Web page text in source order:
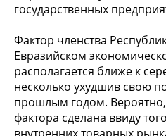
государственных
Фактор членства
Евразийском
располагается ближе к
несколько ухудшив свою
прошлым годом. Вероятно,
фактора сделана ввиду